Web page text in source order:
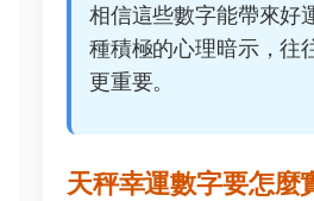
相信這些數字能帶來好
種積極的心理暗示，往
更重要。
天秤幸運數字要怎麼